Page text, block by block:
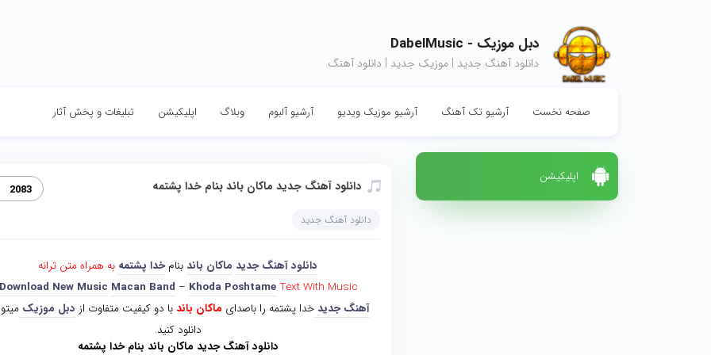
دبل موزیک - DabelMusic
دانلود آهنگ جدید | موزیک جدید | دانلود آهنگ
صفحه نخست آرشیو تک آهنگ آرشیو موزیک ویدیو آرشیو آلبوم وبلاگ اپلیکیشن تبلیغات و پخش آثار
اپلیکیشن
دانلود آهنگ جدید ماکان باند بنام خدا پشتمه 2083
دانلود آهنگ جدید
دانلود آهنگ جدید ماکان باند بنامخدا پشتمه به همراه متن ترانه
New Music Macan Band – Khoda Poshtame Text With Music
آهنگ جدید خدا پشتمه را باصدای ماکان باند با دو کیفیت متفاوت از دبل موزیک
دانلود کنید.
دانلود آهنگ جدید ماکان باند بنام خدا پشتمه